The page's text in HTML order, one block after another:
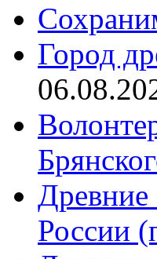
Город
России